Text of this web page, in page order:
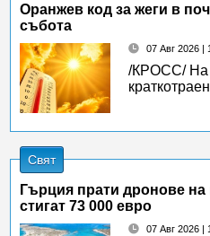
Оранжев код за жеги в
събота
07 Авг 2026 |
/КРОСС/ На
Свят
Гърция прати дронове на
стигат 73 000 евро
07 Авг 2026 |